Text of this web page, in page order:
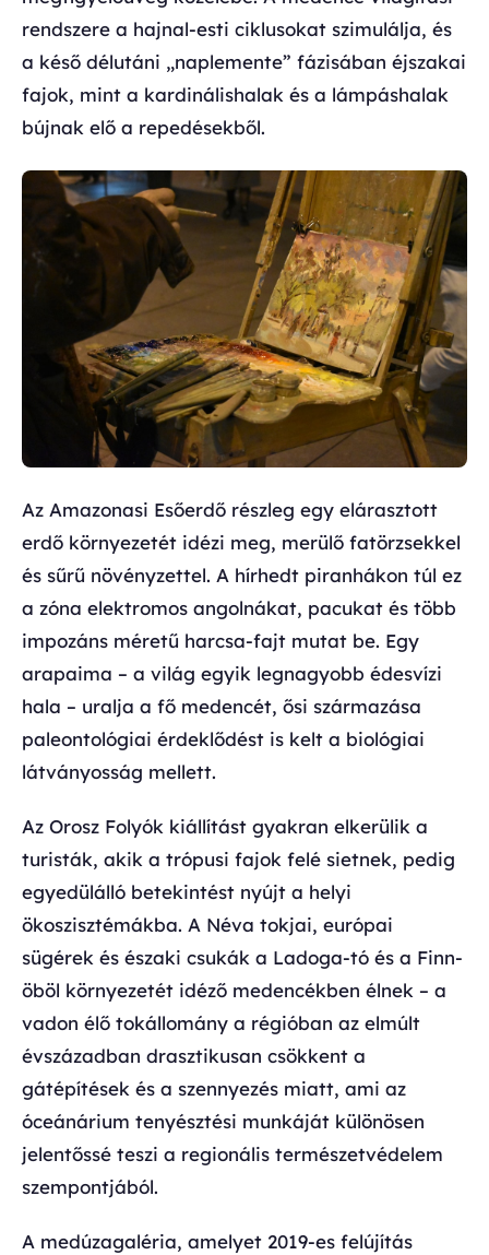
rendszere a hajnal-esti ciklusokat szimulálja, és
a késő délutáni „naplemente” fázisában éjszakai
fajok, mint a kardinálishalak és a lámpáshalak
bújnak elő a repedésekből.
Az Amazonasi Esőerdő részleg egy elárasztott
erdő környezetét idézi meg, merülő fatörzsekkel
és sűrű növényzettel. A hírhedt piranhákon túl ez
a zóna elektromos angolnákat, pacukat és több
impozáns méretű harcsa-fajt mutat be. Egy
arapaima – a világ egyik legnagyobb édesvízi
hala – uralja a fő medencét, ősi származása
paleontológiai érdeklődést is kelt a biológiai
látványosság mellett.
Az Orosz Folyók kiállítást gyakran elkerülik a
turisták, akik a trópusi fajok felé sietnek, pedig
egyedülálló betekintést nyújt a helyi
ökoszisztémákba. A Néva tokjai, európai
sügérek és északi csukák a Ladoga-tó és a Finn-
öböl környezetét idéző medencékben élnek – a
vadon élő tokállomány a régióban az elmúlt
évszázadban drasztikusan csökkent a
gátépítések és a szennyezés miatt, ami az
óceánárium tenyésztési munkáját különösen
jelentőssé teszi a regionális természetvédelem
szempontjából.
A medúzagaléria, amelyet 2019-es felújítás